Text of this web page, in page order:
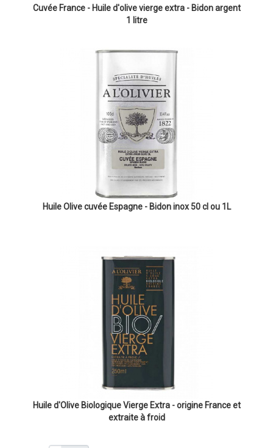
Cuvée France - Huile d'olive vierge extra - Bidon argent
1 litre
Huile Olive cuvée Espagne - Bidon inox 50 cl ou 1L
Huile d'Olive Biologique Vierge Extra - origine France et
extraite à froid